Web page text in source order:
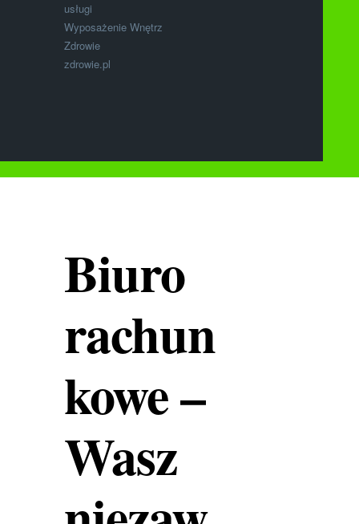
usługi
Wyposażenie Wnętrz
Zdrowie
zdrowie.pl
Biuro
rachun
kowe –
Wasz